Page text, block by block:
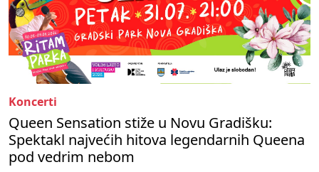
Koncerti
Queen Sensation stiže u Novu Gradišku:
Spektakl najvećih hitova legendarnih Queena
pod vedrim nebom